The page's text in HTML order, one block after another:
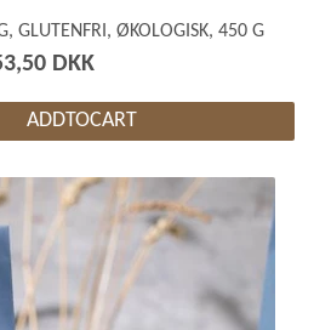
GLUTENFRI, ØKOLOGISK, 450 G
DKK
ADDTOCART